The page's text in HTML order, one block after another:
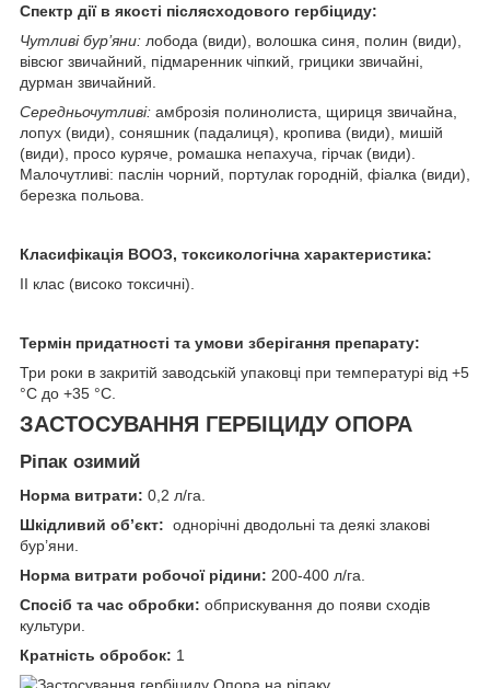
Спектр дії в якості післясходового гербіциду:
Чутливі бур’яни: лобода (види), волошка синя, полин (види),
вівсюг звичайний, підмаренник чіпкий, грицики звичайні,
дурман звичайний.
Середньочутливі: амброзія полинолиста, щириця звичайна,
лопух (види), соняшник (падалиця), кропива (види), мишій
(види), просо куряче, ромашка непахуча, гірчак (види).
Малочутливі: паслін чорний, портулак городній, фіалка (види),
березка польова.
Класифікація ВООЗ, токсикологічна характеристика:
ІІ клас (високо токсичні).
Термін придатності та умови зберігання препарату:
Три роки в закритій заводській упаковці при температурі від +5
°С до +35 °С.
ЗАСТОСУВАННЯ ГЕРБІЦИДУ ОПОРА
Ріпак озимий
Норма витрати: 0,2 л/га.
Шкідливий об’єкт: однорічні дводольні та деякі злакові
бур’яни.
Норма витрати робочої рідини: 200-400 л/га.
Спосіб та час обробки: обприскування до появи сходів
культури.
Кратність обробок: 1